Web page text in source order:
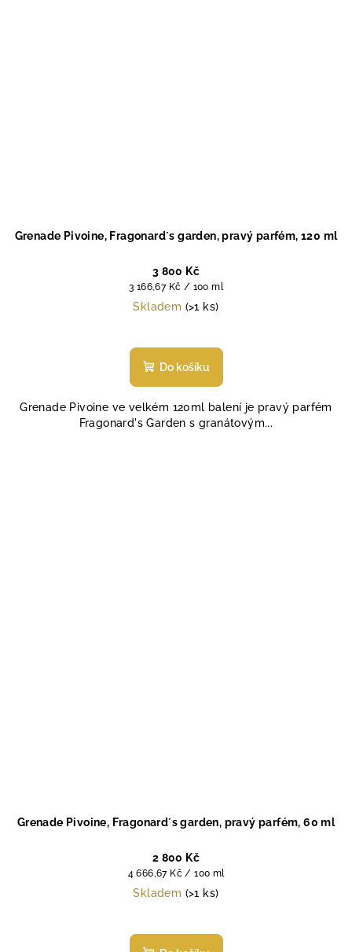
Grenade Pivoine, Fragonard´s garden, pravý parfém, 120 ml
3 800 Kč
Měrná
cena:
3 166,67 Kč / 100 ml
Skladem (>1 ks)
hodnocení
produktu
z
5
Do košíku
Grenade Pivoine ve velkém 120ml balení je pravý parfém
Fragonard's Garden s granátovým...
Grenade Pivoine, Fragonard´s garden, pravý parfém, 60 ml
2 800 Kč
Měrná
cena:
4 666,67 Kč / 100 ml
Skladem (>1 ks)